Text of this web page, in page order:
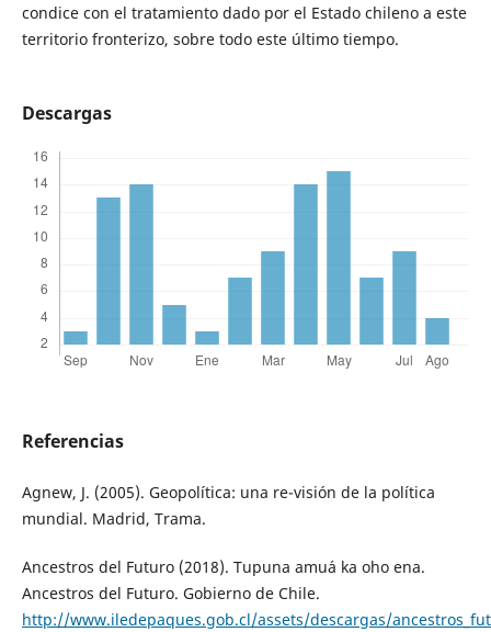
condice con el tratamiento dado por el Estado chileno a este
territorio fronterizo, sobre todo este último tiempo.
Descargas
Referencias
Agnew, J. (2005). Geopolítica: una re-visión de la política
mundial. Madrid, Trama.
Ancestros del Futuro (2018). Tupuna amu´a ka oho ena.
Ancestros del Futuro. Gobierno de Chile.
http://www.iledepaques.gob.cl/assets/descargas/